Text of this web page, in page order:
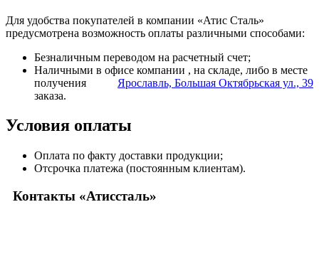
Для удобства покупателей в компании «Атис Сталь»
предусмотрена возможность оплаты различными способами:
Безналичным переводом на расчетный счет;
Наличными в офисе компании
Ярославль, Большая Октябрьская ул., 39
, на складе, либо в месте
получения
заказа.
Условия оплаты
Оплата по факту доставки продукции;
Отсрочка платежа (постоянным клиентам).
Контакты «Атиссталь»